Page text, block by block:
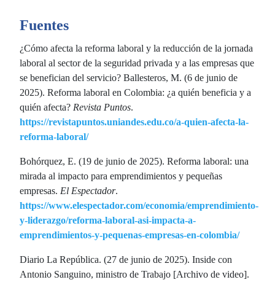
Fuentes
¿Cómo afecta la reforma laboral y la reducción de la jornada
laboral al sector de la seguridad privada y a las empresas que
se benefician del servicio? Ballesteros, M. (6 de junio de
2025). Reforma laboral en Colombia: ¿a quién beneficia y a
quién afecta? Revista Puntos.
https://revistapuntos.uniandes.edu.co/a-quien-afecta-la-
reforma-laboral/
Bohórquez, E. (19 de junio de 2025). Reforma laboral: una
mirada al impacto para emprendimientos y pequeñas
empresas. El Espectador.
https://www.elespectador.com/economia/emprendimiento-
y-liderazgo/reforma-laboral-asi-impacta-a-
emprendimientos-y-pequenas-empresas-en-colombia/
Diario La República. (27 de junio de 2025). Inside con
Antonio Sanguino, ministro de Trabajo [Archivo de video].